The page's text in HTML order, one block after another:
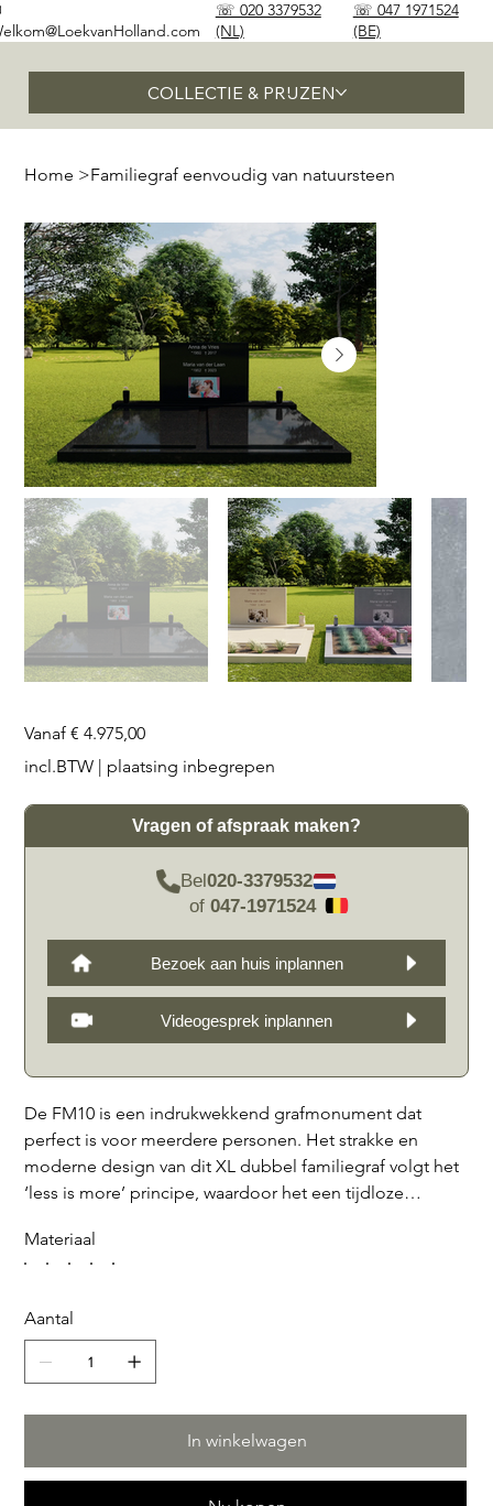
COLLECTIE & PRIJZEN
☏ 020 3379532
(NL)
☏ 047 1971524
(BE)
Home >Familiegraf eenvoudig van natuursteen
Vanaf Prijs
€ 4.975,00
incl.BTW
plaatsing inbegrepen
Vragen of afspraak maken?
Bel020-3379532
of 047-1971524
Bezoek aan huis inplannen
Videogesprek inplannen
De FM10 is een indrukwekkend grafmonument dat
perfect is voor meerdere personen. Het strakke en
moderne design van dit XL dubbel familiegraf volgt het
‘less is more’ principe, waardoor het een tijdloze
optioneel, personaliseerbaar met verschillende
bijvoorbeeld een vaas of kandelaar geplaatst kan
worden. Dit grafmonument is verkrijgbaar in
verschillende hoogwaardige materialen, waaronder
hardsteen en Teakstone. Met de FM10 creëer je een
eerbetoon aan je dierbaren dat zowel stijlvol als uniek is.
Materiaal
Aantal
In winkelwagen